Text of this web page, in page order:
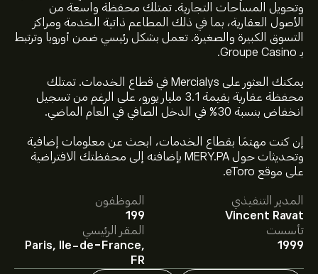
وتحويل المساحات التجارية. تمتلك محفظة واسعة من
الأصول العقارية، بما في ذلك المطاعم ذاتية الخدمة ومراكز
التسوق الكبيرة والصغيرة. تعمل بشكل رئيسي ضمن أوروبا وترتبط
بـ Groupe Casino.
يمكنك العثور على Mercialys في قطاع الخدمات. تمتلك
محفظة عقارية بقيمة 3.1 مليار يورو، على الرغم من تسجيل
انخفاض بنسبة 30% في الدخل الصافي في العام الماضي.
إن كنت مهتمًا بقطاع الخدمات، ابحث عن معلومات إضافية
وتحديثات حول MERY.PA بإضافته إلى محفظتك الافتراضية
على موقع eToro.
المدير التنفيذي
Vincent Ravat
الموظفون
199
تأسست
1999
المقر الرئيسي
Paris, Ile-de-France,
FR
سعر MERY.PA الآن هو 12.020‎€‎.
متوسط السعر المستهدف لسهم Mercialys هو 12.020‎€‎.
اشترك
في eToro لمعرفة التفاصيل حول توقعات المحللين
والأسعار المستهدفة للأسهم.
يقدم المحللون التوقعات لسهم Mercialys بناءً على اتجاهات
السوق، التقارير المالية، والنمو المتوقع. راقِب آخر التوقعات